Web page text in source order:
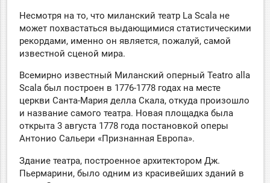
Несмотря на то, что миланский театр La Scala не
может похвастаться выдающимися статистическими
рекордами, именно он является, пожалуй, самой
известной сценой мира.
Всемирно известный Миланский оперный Teatro alla
Scala был построен в 1776-1778 годах на месте
церкви Санта-Мария делла Скала, откуда произошло
и название самого театра. Новая площадка была
открыта 3 августа 1778 года постановкой оперы
Антонио Сальери «Признанная Европа».
Здание театра, построенное архитектором Дж.
Пьермарини, было одним из красивейших зданий в